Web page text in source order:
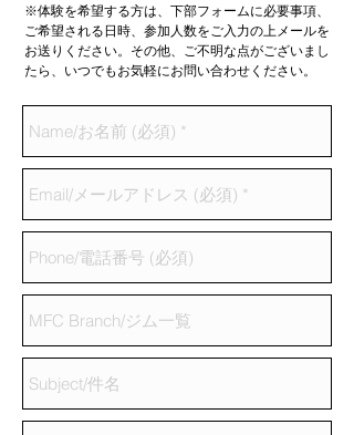
※体験を希望する方は、下部フォームに必要事項、
ご希望される日時、参加人数をご入力の上メールを
お送りください。その他、ご不明な点がございまし
たら、いつでもお気軽にお問い合わせください。